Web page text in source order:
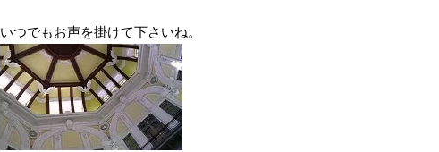
いつでもお声を掛けて下さいね。